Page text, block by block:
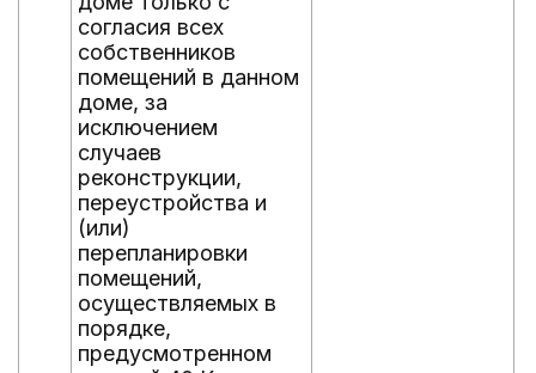
согласия всех
собственников
помещений в данном
доме, за
исключением
случаев
реконструкции,
переустройства и
(или)
перепланировки
помещений,
осуществляемых в
порядке,
предусмотренном